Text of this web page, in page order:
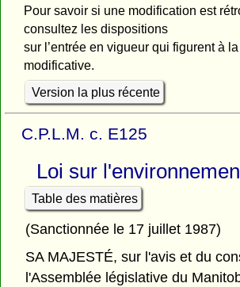
Pour savoir si une modification est
consultez les dispositions
sur l’entrée en vigueur qui figurent à
modificative.
Version la plus récente
C.P.L.M. c. E125
Loi sur
Table des matières
(Sanctionnée le 17 juillet 1987)
SA MAJESTÉ, sur l'avis et du
l'Assemblée législative du